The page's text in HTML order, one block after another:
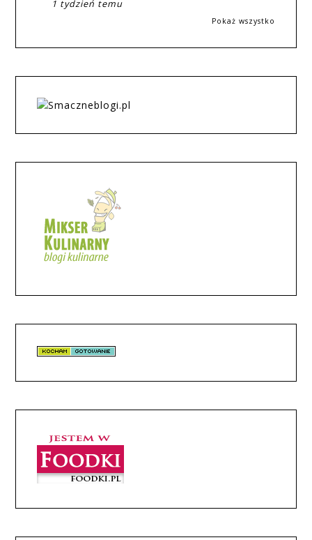
1 tydzień temu
Pokaż wszystko